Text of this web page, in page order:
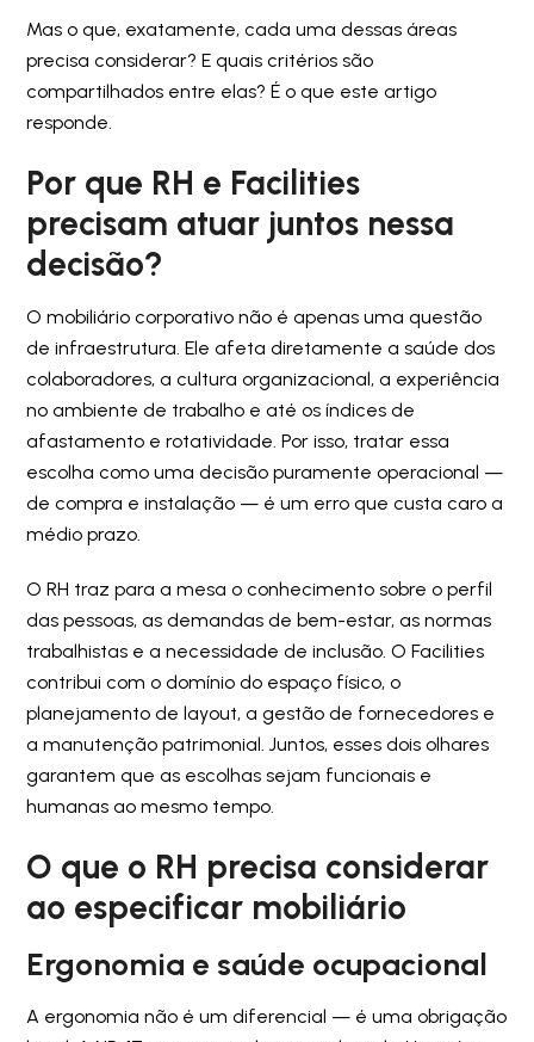
Mas o que, exatamente, cada uma dessas áreas
precisa considerar? E quais critérios são
compartilhados entre elas? É o que este artigo
responde.
Por que RH e Facilities
precisam atuar juntos nessa
decisão?
O mobiliário corporativo não é apenas uma questão
de infraestrutura. Ele afeta diretamente a saúde dos
colaboradores, a cultura organizacional, a experiência
no ambiente de trabalho e até os índices de
afastamento e rotatividade. Por isso, tratar essa
escolha como uma decisão puramente operacional —
de compra e instalação — é um erro que custa caro a
médio prazo.
O RH traz para a mesa o conhecimento sobre o perfil
das pessoas, as demandas de bem-estar, as normas
trabalhistas e a necessidade de inclusão. O Facilities
contribui com o domínio do espaço físico, o
planejamento de layout, a gestão de fornecedores e
a manutenção patrimonial. Juntos, esses dois olhares
garantem que as escolhas sejam funcionais e
humanas ao mesmo tempo.
O que o RH precisa considerar
ao especificar mobiliário
Ergonomia e saúde ocupacional
A ergonomia não é um diferencial — é uma obrigação